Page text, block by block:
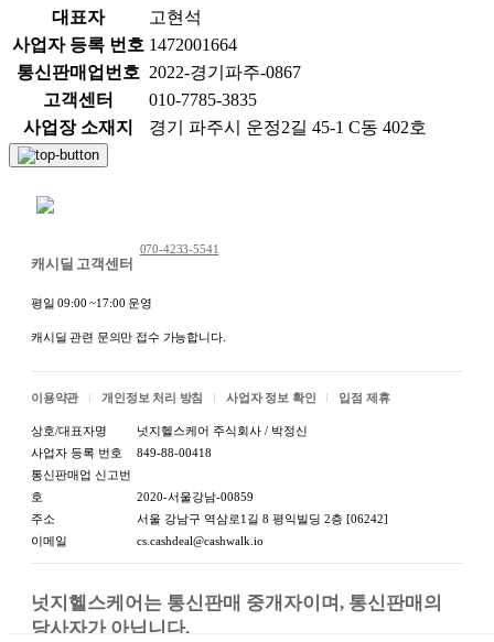
1-1.제품명
1-2.식품의 유형
식품의 유형:상품 상세정보
에 별도 표기
1-3.생산자 및 소재지
(수입품의 경우 생산
자,수입자 및 제조국)
생산자:상품 상세정보에 별
1-4.제조연월일,유통
한
물의 용량(중량),수량
단위별 수량:상품 상세정보
1-6.원재료명 및 함량
(농수산물의 원산지
표시에 관한 법률에
따른 원산지 표시 포
함)
별도 표기|함량:상품 상세정
보에 별도 표기|원산지:상품
상세정보에 별도 표기
1-7.영양성분(식품등
의표시·광고에관한법
대표자
고현석
사업자 등록 번호 1472001664
통신판매업번호 2022-경기파주-0867
고객센터
010-7785-3835
사업장 소재지
경기 파주시 운정2길 45-1 C동 402호
캐시딜 고객센터
070-4233-5541
평일 09:00 ~17:00 운영
캐시딜 관련 문의만 접수 가능합니다.
이용약관 개인정보 처리 방침 사업자 정보 확인 입점 제휴
상호/대표자명
넛지헬스케어 주식회사 / 박정신
사업자 등록 번호
849-88-00418
통신판매업 신고번
호
2020-서울강남-00859
주소
서울 강남구 역삼로1길 8 평익빌딩 2층 [06242]
이메일
cs.cashdeal@cashwalk.io
넛지헬스케어는 통신판매 중개자이며, 통신판매의
당사자가 아닙니다.